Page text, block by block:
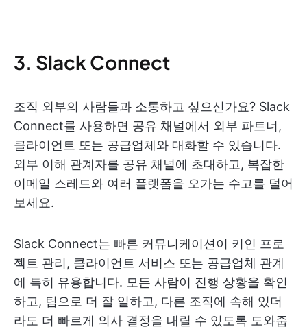
3. Slack Connect
조직 외부의 사람들과 소통하고 싶으신가요? Slack
Connect를 사용하면 공유 채널에서 외부 파트너,
클라이언트 또는 공급업체와 대화할 수 있습니다.
외부 이해 관계자를 공유 채널에 초대하고, 복잡한
이메일 스레드와 여러 플랫폼을 오가는 수고를 덜어
보세요.
Slack Connect는 빠른 커뮤니케이션이 키인 프로
젝트 관리, 클라이언트 서비스 또는 공급업체 관계
에 특히 유용합니다. 모든 사람이 진행 상황을 확인
하고, 팀으로 더 잘 일하고, 다른 조직에 속해 있더
라도 더 빠르게 의사 결정을 내릴 수 있도록 도와줍